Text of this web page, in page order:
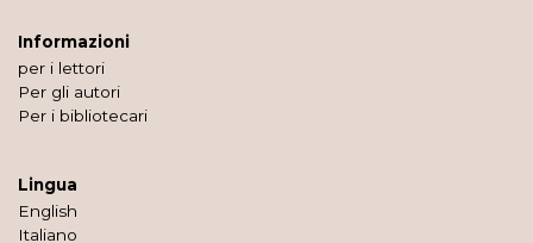
Informazioni
per i lettori
Per gli autori
Per i bibliotecari
Lingua
English
Italiano